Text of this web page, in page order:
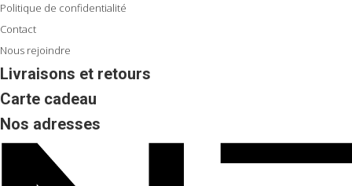
Politique de confidentialité
Contact
Nous rejoindre
Livraisons et retours
Carte cadeau
Nos adresses